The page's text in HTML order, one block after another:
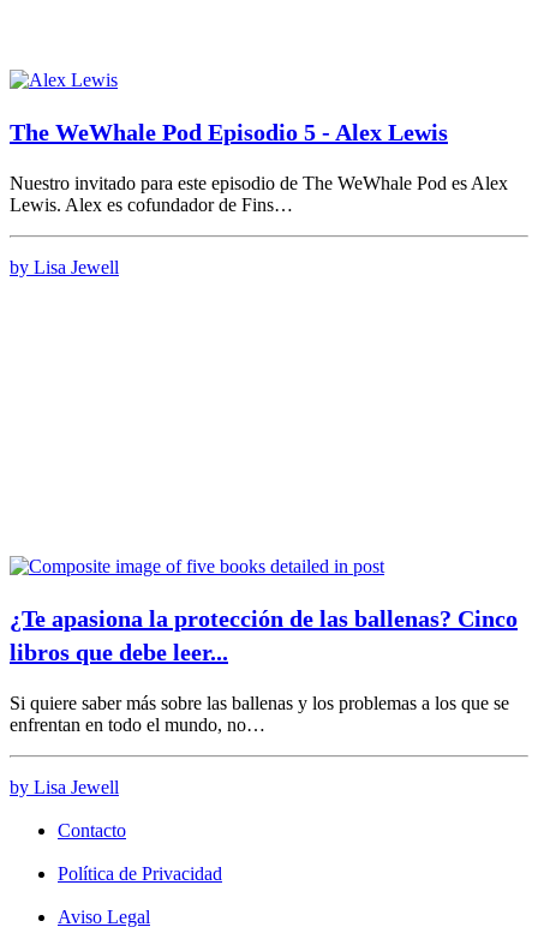
The WeWhale Pod Episodio 5 - Alex Lewis
Nuestro invitado para este episodio de The WeWhale Pod es Alex
Lewis. Alex es cofundador de Fins…
by Lisa Jewell
¿Te apasiona la protección de las ballenas? Cinco
libros que debe leer...
Si quiere saber más sobre las ballenas y los problemas a los que se
enfrentan en todo el mundo, no…
by Lisa Jewell
Contacto
Política de Privacidad
Aviso Legal